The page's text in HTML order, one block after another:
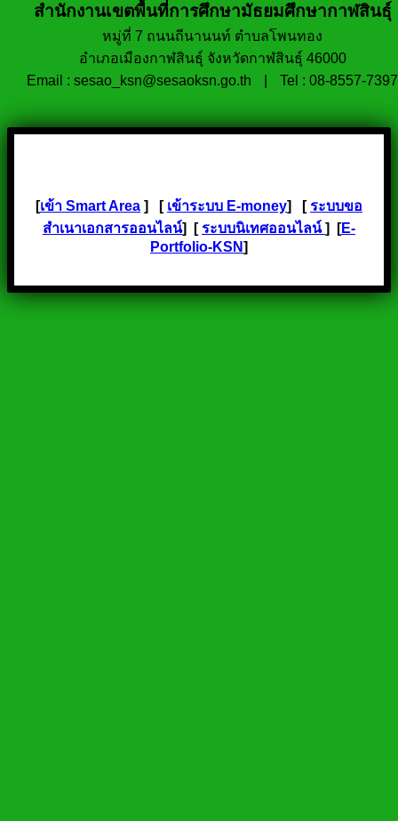
สำนักงานเขตพื้นที่การศึกษามัธยมศึกษากาฬสินธุ์
หมู่ที่ 7 ถนนถีนานนท์ ตำบลโพนทอง
อำเภอเมืองกาฬสินธุ์ จังหวัดกาฬสินธุ์ 46000
Email : sesao_ksn@sesaoksn.go.th
Tel : 08-8557-7397
[เข้า Smart Area ] [ เข้าระบบ E-money] [ระบบขอ
สำเนาเอกสารออนไลน์] [ระบบนิเทศออนไลน์] [E-
Portfolio-KSN]